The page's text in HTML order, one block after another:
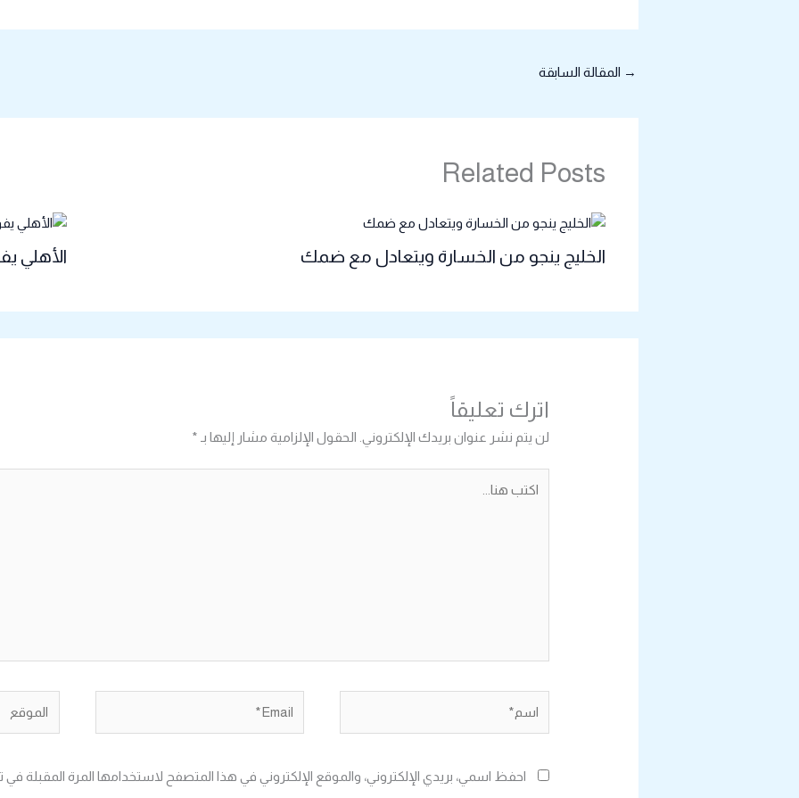
→ المقالة السابقة
Related Posts
الخليج ينجو من الخسارة ويتعادل مع ضمك الأهلي
اترك تعليقاً
لن يتم نشر عنوان بريدك الإلكتروني. الحقول الإلزامية مشار إليها بـ *
هنا...
احفظ اسمي، بريدي الإلكتروني، والموقع الإلكتروني في هذا المتصفح لاستخدامها المرة المقبلة في